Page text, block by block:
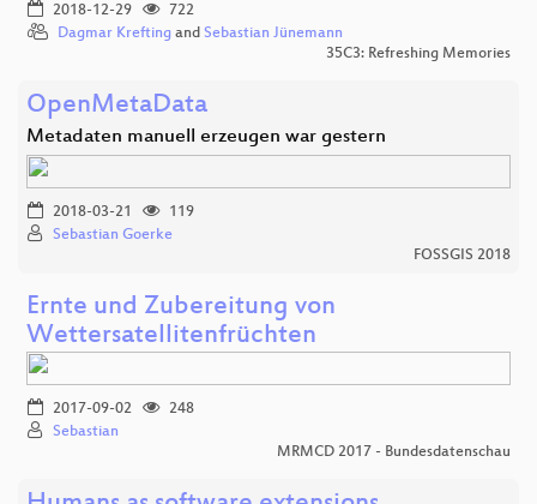
2018-12-29
722
Dagmar Krefting and Sebastian Jünemann
35C3: Refreshing Memories
OpenMetaData
Metadaten manuell erzeugen war gestern
2018-03-21
119
Sebastian Goerke
FOSSGIS 2018
Ernte und Zubereitung von
Wettersatellitenfrüchten
2017-09-02
248
Sebastian
MRMCD 2017 - Bundesdatenschau